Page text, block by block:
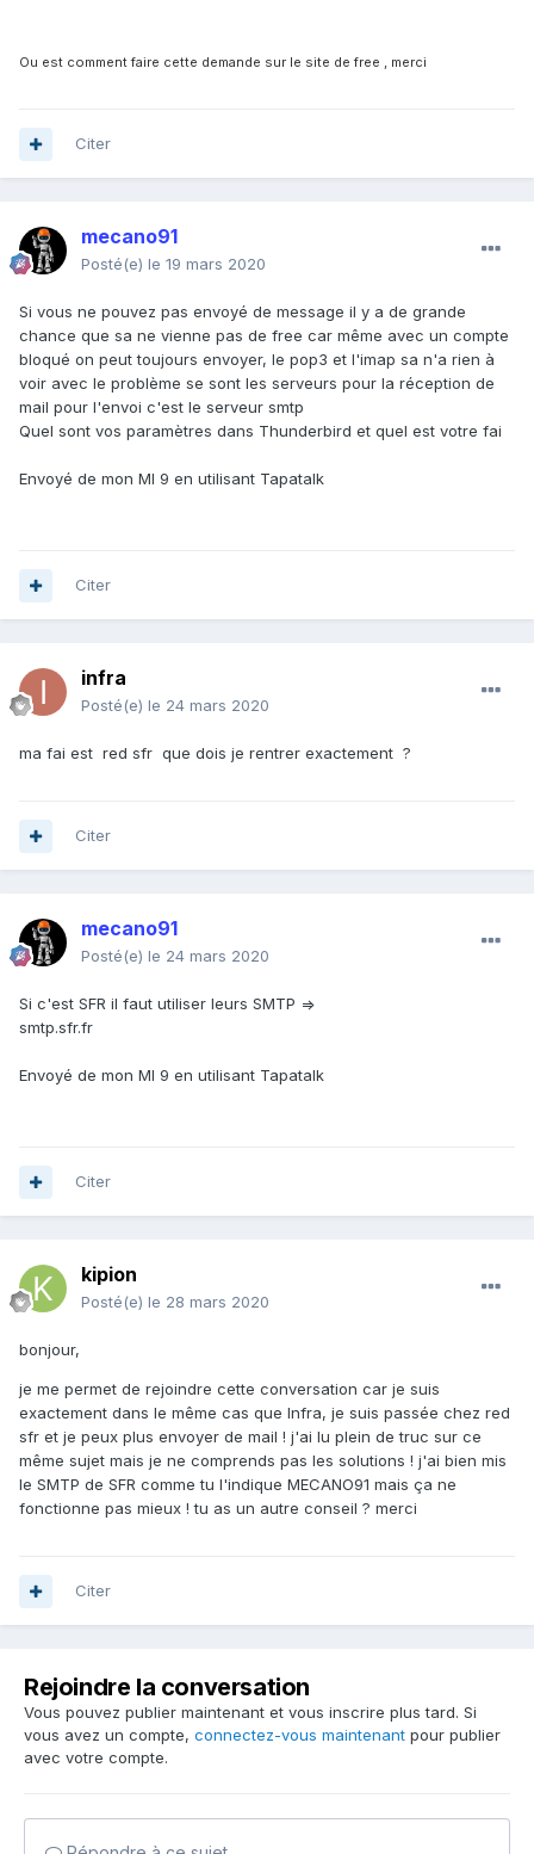
Ou est comment faire cette demande sur le site de free , merci
Citer
mecano91
Posté(e) le 19 mars 2020
Si vous ne pouvez pas envoyé de message il y a de grande
chance que sa ne vienne pas de free car même avec un compte
bloqué on peut toujours envoyer, le pop3 et l'imap sa n'a rien à
voir avec le problème se sont les serveurs pour la réception de
mail pour l'envoi c'est le serveur smtp
Quel sont vos paramètres dans Thunderbird et quel est votre fai
Envoyé de mon MI 9 en utilisant Tapatalk
Citer
infra
Posté(e) le 24 mars 2020
ma fai est red sfr que dois je rentrer exactement ?
Citer
mecano91
Posté(e) le 24 mars 2020
Si c'est SFR il faut utiliser leurs SMTP =>
smtp.sfr.fr
Envoyé de mon MI 9 en utilisant Tapatalk
Citer
kipion
Posté(e) le 28 mars 2020
bonjour,
je me permet de rejoindre cette conversation car je suis
exactement dans le même cas que Infra, je suis passée chez red
sfr et je peux plus envoyer de mail ! j'ai lu plein de truc sur ce
même sujet mais je ne comprends pas les solutions ! j'ai bien mis
le SMTP de SFR comme tu l'indique MECANO91 mais ça ne
fonctionne pas mieux ! tu as un autre conseil ? merci
Citer
Rejoindre la conversation
Vous pouvez publier maintenant et vous inscrire plus tard. Si
vous avez un compte, connectez-vous maintenant pour publier
avec votre compte.